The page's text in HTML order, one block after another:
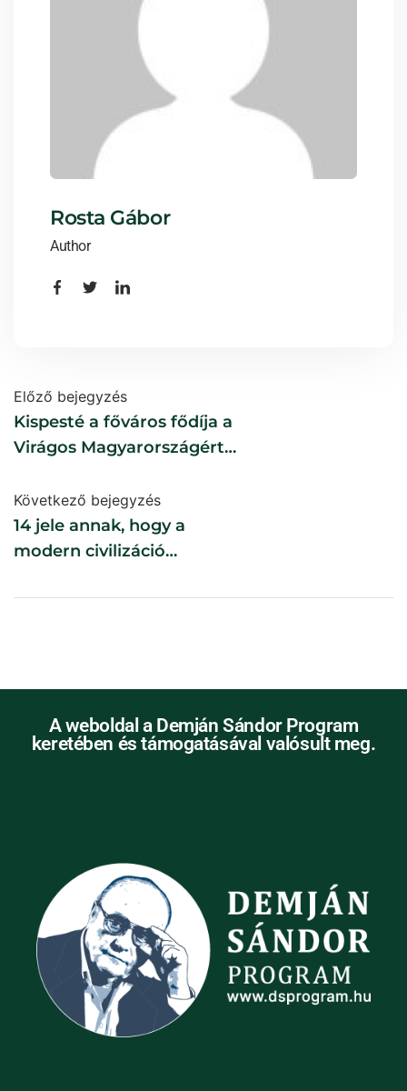
Rosta Gábor
Author
Előző bejegyzés
Kispesté a főváros fődíja a
Virágos Magyarországért
Következő bejegyzés
14 jele annak, hogy a
modern civilizáció
elkezdődött
A weboldal a Demján Sándor Program
keretében és támogatásával valósult meg.